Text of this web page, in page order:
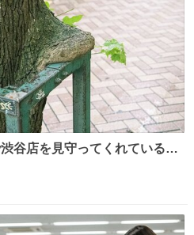
谷店を見守ってくれている